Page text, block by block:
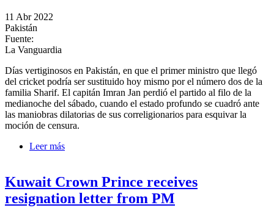
11 Abr 2022
Pakistán
Fuente:
La Vanguardia
Días vertiginosos en Pakistán, en que el primer ministro que llegó
del cricket podría ser sustituido hoy mismo por el número dos de la
familia Sharif. El capitán Imran Jan perdió el partido al filo de la
medianoche del sábado, cuando el estado profundo se cuadró ante
las maniobras dilatorias de sus correligionarios para esquivar la
moción de censura.
Leer más
Kuwait Crown Prince receives
resignation letter from PM